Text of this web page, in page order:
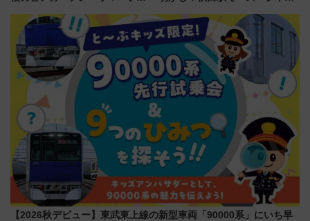
7/24-26開催！ 有料席はJRE
MALLで予約可能
法は？
【2026秋デビュー】東武東上線の新型車両「90000系」にいち早